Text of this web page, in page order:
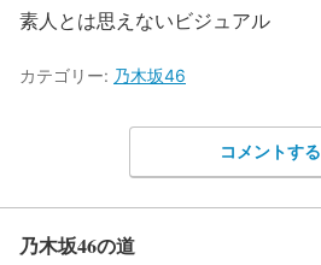
素人とは思えないビジュアル
カテゴリー: 乃木坂46
コメントする
乃木坂46の道